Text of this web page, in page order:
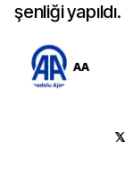
şenliği yapıldı.
AA